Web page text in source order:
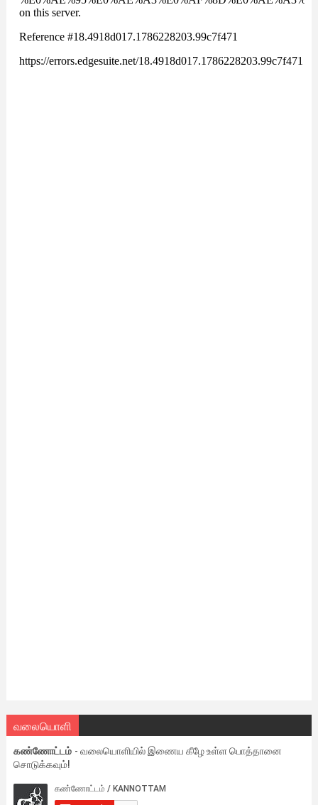
வலையொளி
கண்ணோட்டம் - வலையொளியில் இணைய கீழே உள்ள பொத்தானை
சொடுக்கவும்!